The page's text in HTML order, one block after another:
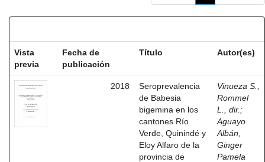
Vista
previa
Fecha de
publicación
Título Autor(es)
2018
Seroprevalencia
de Babesia
bigemina en los
cantones Río
Verde, Quinindé y
Eloy Alfaro de la
provincia de
Vinueza S.,
Rommel
L., dir. ;
Aguayo
Albán,
Ginger
Pamela